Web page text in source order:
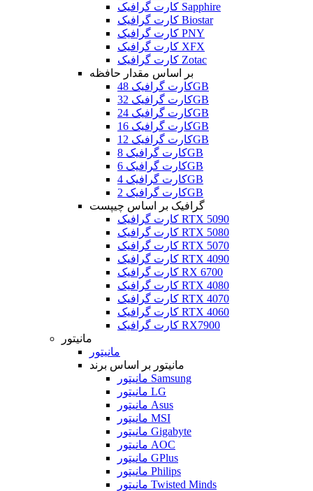
کارت گرافیک Sapphire
کارت گرافیک Biostar
کارت گرافیک PNY
کارت گرافیک XFX
کارت گرافیک Zotac
بر اساس مقدار حافظه
کارت گرافیک 48GB
کارت گرافیک 32GB
کارت گرافیک 24GB
کارت گرافیک 16GB
کارت گرافیک 12GB
کارت گرافیک 8GB
کارت گرافیک 6GB
کارت گرافیک 4GB
کارت گرافیک 2GB
گرافیک بر اساس چیپست
کارت گرافیک RTX 5090
کارت گرافیک RTX 5080
کارت گرافیک RTX 5070
کارت گرافیک RTX 4090
کارت گرافیک RX 6700
کارت گرافیک RTX 4080
کارت گرافیک RTX 4070
کارت گرافیک RTX 4060
کارت گرافیک RX7900
مانیتور
مانیتور
مانیتور بر اساس برند
مانیتور Samsung
مانیتور LG
مانیتور Asus
مانیتور MSI
مانیتور Gigabyte
مانیتور AOC
مانیتور GPlus
مانیتور Philips
مانیتور Twisted Minds